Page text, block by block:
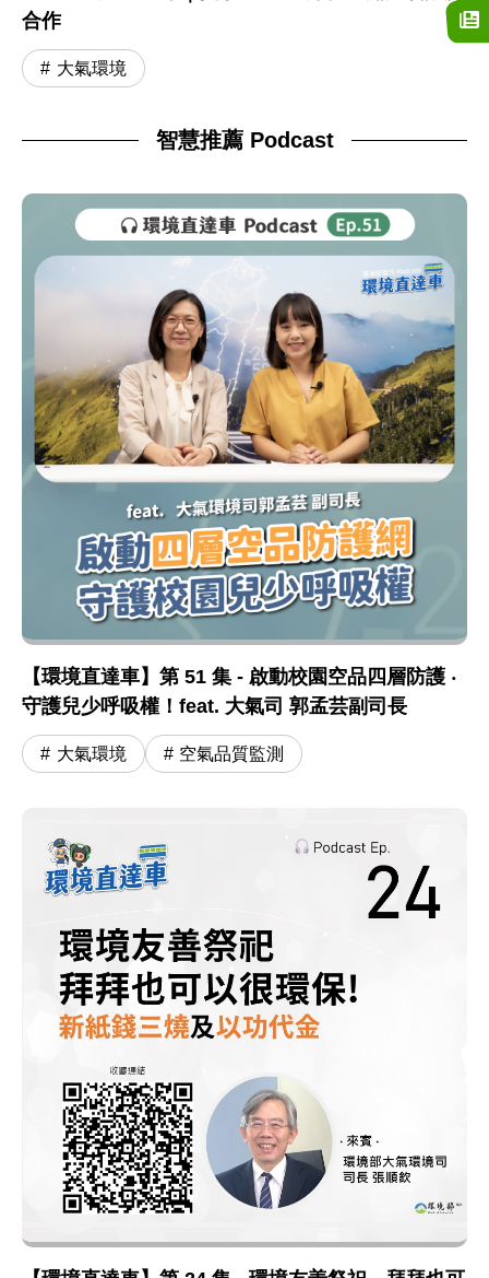
合作
大氣環境
智慧推薦 Podcast
【環境直達車】第 51 集 - 啟動校園空品四層防護 ‧
守護兒少呼吸權！feat. 大氣司 郭孟芸副司長
大氣環境 空氣品質監測